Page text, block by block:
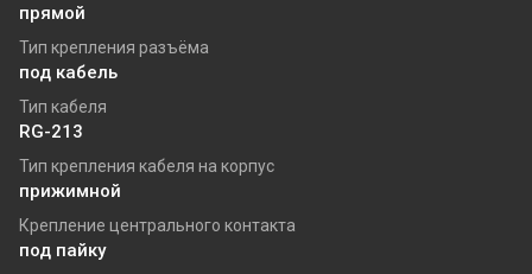
прямой
Тип крепления разъёма
под кабель
Тип кабеля
RG-213
Тип крепления кабеля на корпус
прижимной
Крепление центрального контакта
под пайку